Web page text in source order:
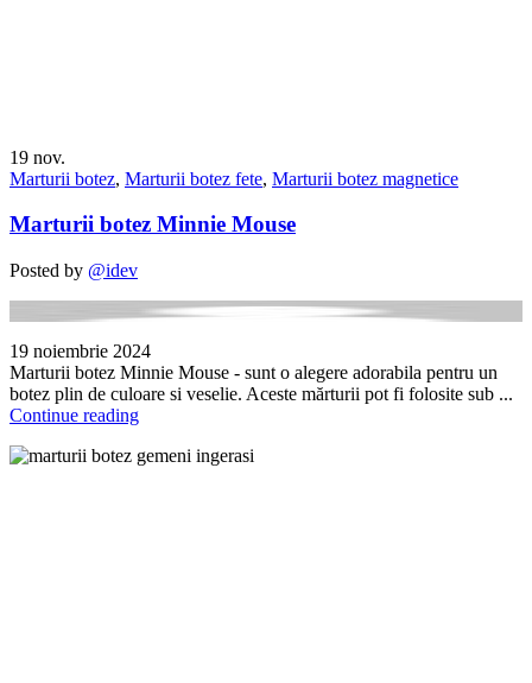
19 nov.
Marturii botez, Marturii botez fete, Marturii botez magnetice
Marturii botez Minnie Mouse
Posted by @idev
19 noiembrie 2024
Marturii botez Minnie Mouse - sunt o alegere adorabila pentru un
botez plin de culoare si veselie. Aceste mărturii pot fi folosite sub ...
Continue reading